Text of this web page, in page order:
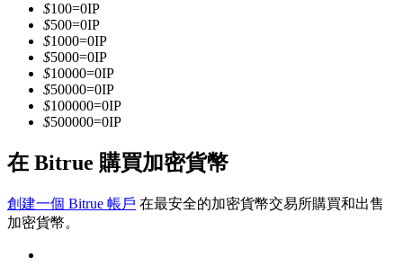
成為跟單交易員
$100=0IP
$500=0IP
$1000=0IP
$5000=0IP
$10000=0IP
$50000=0IP
$100000=0IP
$500000=0IP
在 Bitrue 購買加密貨幣
創建一個 Bitrue 帳戶 在最安全的加密貨幣交易所購買和出售
加密貨幣。